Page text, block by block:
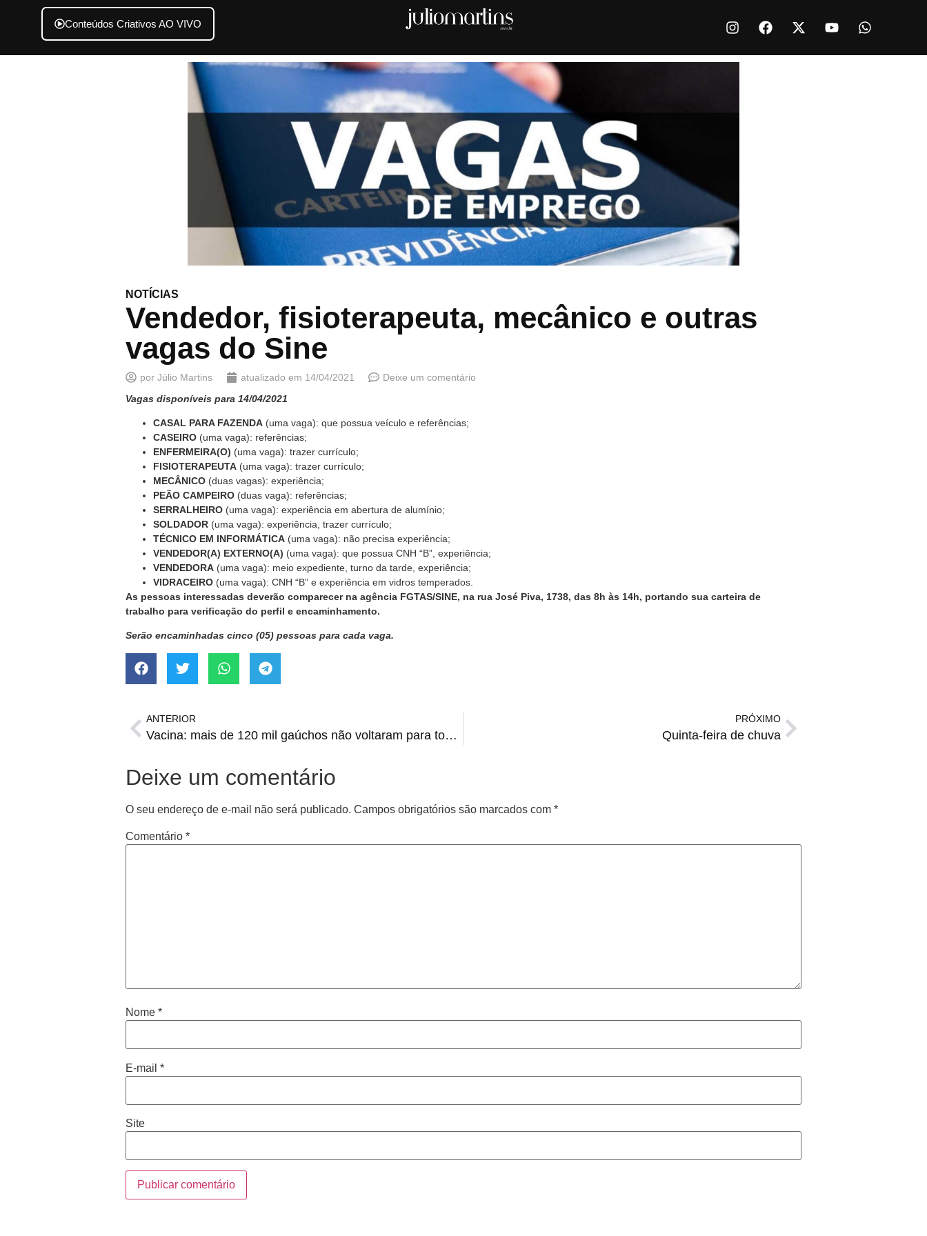
Conteúdos Criativos AO VIVO
NOTÍCIAS
Vendedor, fisioterapeuta, mecânico e outras
vagas do Sine
por Júlio Martins atualizado em 14/04/2021
Deixe um comentário
Vagas disponíveis para 14/04/2021
CASAL PARA FAZENDA (uma vaga): que possua veículo e referências;
CASEIRO (uma vaga): referências;
ENFERMEIRA(O) (uma vaga): trazer currículo;
FISIOTERAPEUTA (uma vaga): trazer currículo;
MECÂNICO (duas vagas): experiência;
PEÃO CAMPEIRO (duas vaga): referências;
SERRALHEIRO (uma vaga): experiência em abertura de alumínio;
SOLDADOR (uma vaga): experiência, trazer currículo;
TÉCNICO EM INFORMÁTICA (uma vaga): não precisa experiência;
VENDEDOR(A) EXTERNO(A) (uma vaga): que possua CNH “B”, experiência;
VENDEDORA (uma vaga): meio expediente, turno da tarde, experiência;
VIDRACEIRO (uma vaga): CNH “B” e experiência em vidros temperados.
As pessoas interessadas deverão comparecer na agência FGTAS/SINE, na rua José Piva, 1738, das 8h às 14h, portando sua carteira de
trabalho para verificação do perfil e encaminhamento.
Serão encaminhadas cinco (05) pessoas para cada vaga.
ANTERIOR
Vacina: mais de 120 mil gaúchos não voltaram para tomar a segunda dose
PRÓXIMO
Quinta-feira de chuva
Deixe um comentário
O seu endereço de e-mail não será publicado. Campos obrigatórios são marcados com *
Comentário *
Nome *
E-mail *
Site